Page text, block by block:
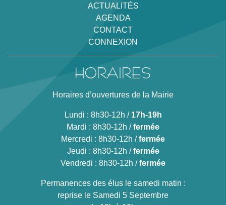
ACTUALITÉS
AGENDA
CONTACT
CONNEXION
HORAIRES
Horaires d’ouvertures de la Mairie
Lundi : 8h30-12h / 17h-19h
Mardi : 8h30-12h /fermée
Mercredi : 8h30-12h /fermée
Jeudi : 8h30-12h /fermée
Vendredi : 8h30-12h /fermée
Permanences des élus le samedi matin :
reprise le Samedi 5 Septembre